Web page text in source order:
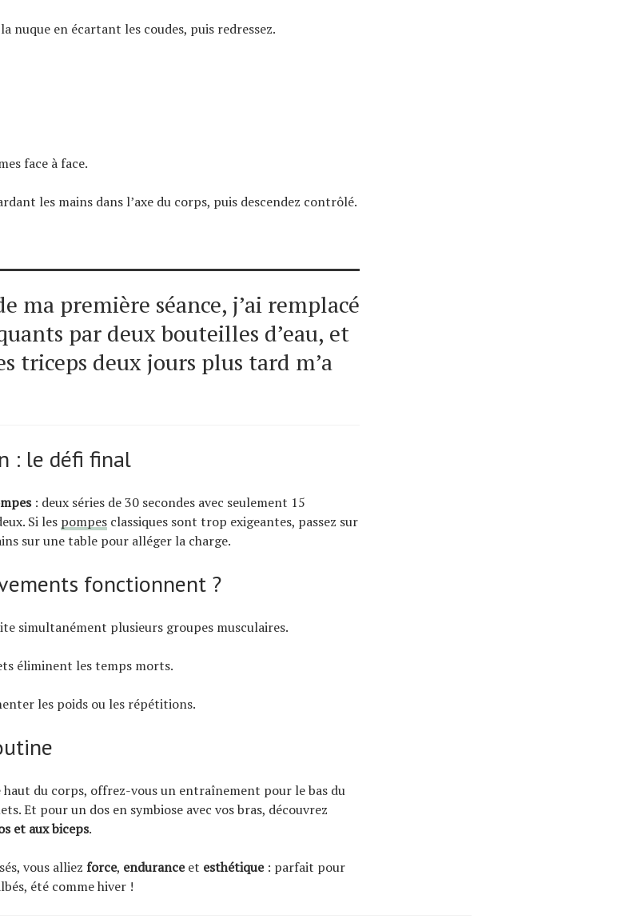
nuque en écartant les coudes, puis redressez.
face à face.
les mains dans l’axe du corps, puis descendez contrôlé.
ma première séance, j’ai remplacé
par deux bouteilles d’eau, et
triceps deux jours plus tard m’a
: le défi final
: deux séries de 30 secondes avec seulement 15
Si les pompes classiques sont trop exigeantes, passez sur
sur une table pour alléger la charge.
fonctionnent ?
simultanément plusieurs groupes musculaires.
éliminent les temps morts.
les poids ou les répétitions.
du corps, offrez-vous un entraînement pour le bas du
Et pour un dos en symbiose avec vos bras, découvrez
et aux biceps.
vous alliez force, enduranceet esthétique: parfait pour
été comme hiver !